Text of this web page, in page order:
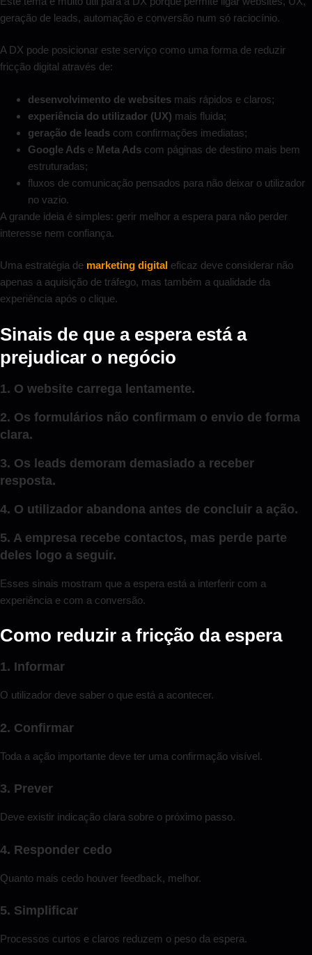
geração de leads, automação e conversão num só raciocínio.
A DX pode posicionar este serviço como uma forma de reduzir
fricção digital através de:
desenvolvimento de websites mais rápidos e claros;
experiência do utilizador (UX) mais fluida;
geração de leads com confirmações imediatas;
Google Ads e Meta Ads com páginas de destino mais bem
estruturadas;
fluxos de comunicação pensados para não deixar o utilizador
no vazio.
A grande ideia é simples: gerir melhor a espera para não perder
interesse nem confiança.
Uma estratégia de marketing digital eficaz deve considerar não
apenas a aquisição de tráfego, mas também a qualidade da
experiência após o clique.
Sinais de que a espera está a
prejudicar o negócio
1. O website carrega lentamente.
2. Os formulários não confirmam o envio de forma
clara.
3. Os leads demoram demasiado a receber
resposta.
4. O utilizador abandona antes de concluir a ação.
5. A empresa recebe contactos, mas perde parte
deles logo a seguir.
Esses sinais mostram que a espera está a interferir com a
experiência e com a conversão.
Como reduzir a fricção da espera
1. Informar
O utilizador deve saber o que está a acontecer.
2. Confirmar
Toda a ação importante deve ter uma confirmação visível.
3. Prever
Deve existir indicação clara sobre o próximo passo.
4. Responder cedo
Quanto mais cedo houver feedback, melhor.
5. Simplificar
Processos curtos e claros reduzem o peso da espera.